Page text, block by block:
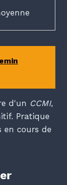
d'un CCMI,
Pratique
en cours de